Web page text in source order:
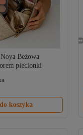
Noya Beżowa
plecionki
koszyka